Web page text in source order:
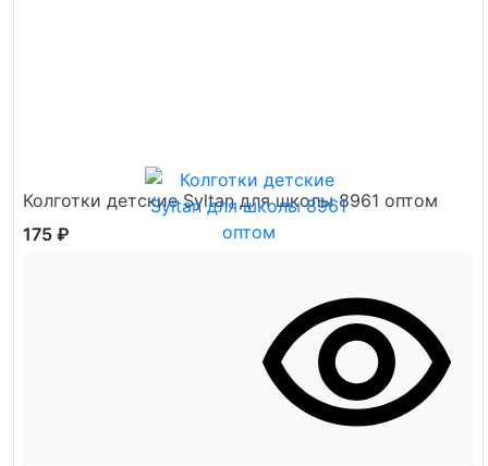
Колготки детские Syltan для школы 8961 оптом
175 ₽